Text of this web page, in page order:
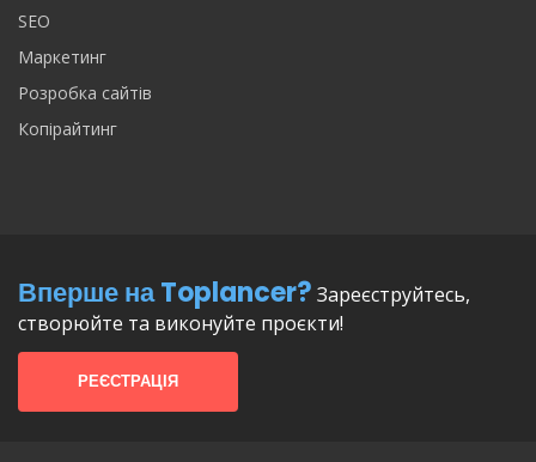
SEO
Маркетинг
Розробка сайтів
Копірайтинг
Вперше на Toplancer? Зареєструйтесь,
створюйте та виконуйте проєкти!
РЕЄСТРАЦІЯ